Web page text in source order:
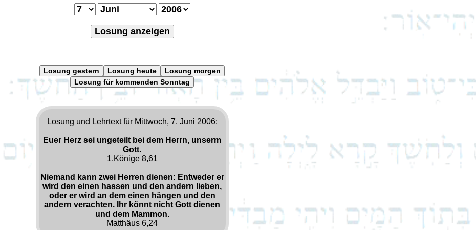
Losung anzeigen
Losung gestern Losung heute
Losung morgen
Losung für kommenden Sonntag
Losung und Lehrtext für Mittwoch, 7. Juni 2006:
Euer Herz sei ungeteilt bei dem Herrn, unserm
Gott.
1.Könige 8,61
Niemand kann zwei Herren dienen: Entweder er
wird den einen hassen und den andern lieben,
oder er wird an dem einen hängen und den
andern verachten. Ihr könnt nicht Gott dienen
und dem Mammon.
Matthäus 6,24